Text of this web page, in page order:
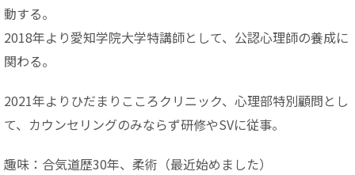
動する。
2018年より愛知学院大学特講師として、公認心理師の養成に
関わる。
2021年よりひだまりこころクリニック、心理部特別顧問とし
て、カウンセリングのみならず研修やSVに従事。
趣味：合気道歴30年、柔術（最近始めました）